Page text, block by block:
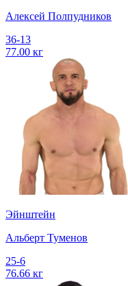
Алексей Полпудников
36-13
77.00 кг
Эйнштейн
Альберт Туменов
25-6
76.66 кг